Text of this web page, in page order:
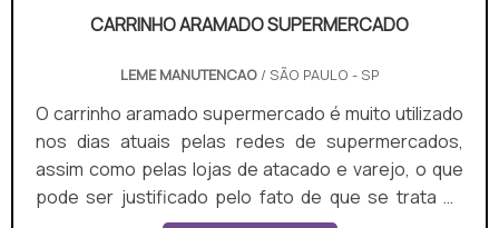
CARRINHO ARAMADO SUPERMERCADO
LEME MANUTENCAO/ SÃO PAULO - SP
O carrinho aramado supermercado é muito utilizado
nos dias atuais pelas redes de supermercados,
assim como pelas lojas de atacado e varejo, o que
pode ser justificado pelo fato de que se trata da